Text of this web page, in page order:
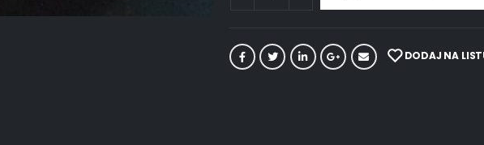
DODAJ NA